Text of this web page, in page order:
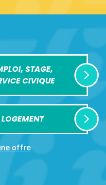
STAGE,
CIVIQUE
offre